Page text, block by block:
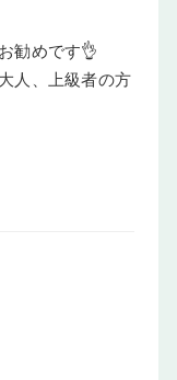
勧めです👌
人、上級者の方